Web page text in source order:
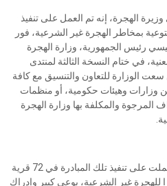
الهجرة، إنه تم العمل على تنفيذ
بمخاطر الهجرة غير الشرعية، فور
رئيس الجمهورية، وزارة الهجرة
في ختام النسخة الثالثة لمنتدى
ذلك الحين سعت الوزارة للتعاون والتنسيق مع كافة
وزارات وهيئات حكومية، أو منظمات
المرجوة والمكلفة بها وزارة الهجرة
وأضافت وزيرة الهجرة أن الوزارة عملت على تنفيذ تلك المبادرة في 72 قرية
تصديرا للهجرة غير الشرعية، بوعي كبير وإدراك